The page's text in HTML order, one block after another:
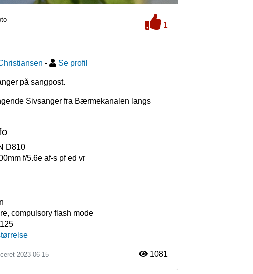
1
- Se profil
på sangpost.
Sivsanger fra Bærmekanalen langs
D810
f/5.6e af-s pf ed vr
compulsory flash mode
2023-06-15 1081